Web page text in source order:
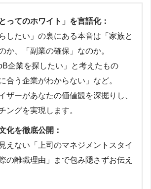
ってのホワイト」を言語化：
したい」の裏にある本音は「家族と
か、「副業の確保」なのか。
企業を探したい」と考えたもの
合う企業がわからない」など。
ザーがあなたの価値観を深掘りし、
ングを実現します。
化を徹底公開：
えない「上司のマネジメントスタイ
の離職理由」まで包み隠さずお伝え